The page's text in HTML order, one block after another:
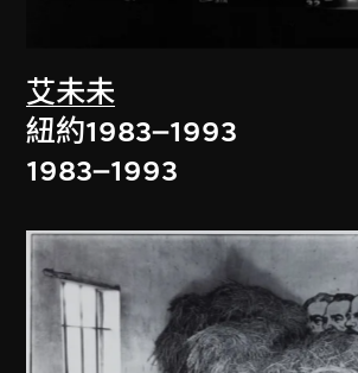
艾未未
紐約1983–1993
1983–1993